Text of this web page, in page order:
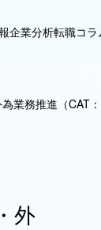
企業分析転職コラ
業務推進（CAT
外